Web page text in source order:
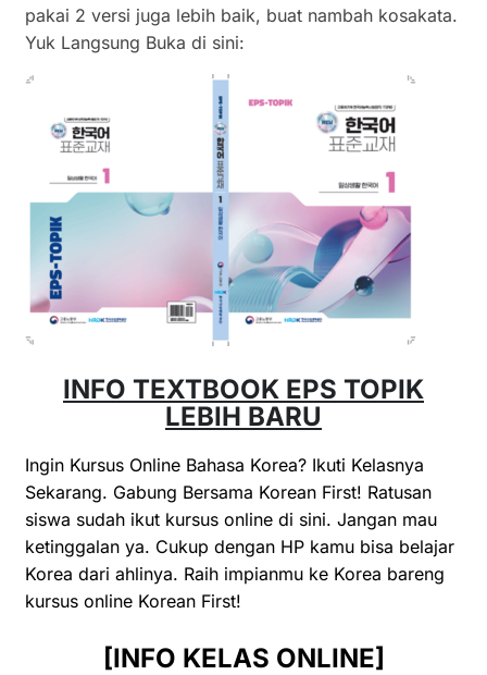
pakai 2 versi juga lebih baik, buat nambah kosakata.
Yuk Langsung Buka di sini:
INFO TEXTBOOK EPS TOPIK
LEBIH BARU
Ingin Kursus Online Bahasa Korea? Ikuti Kelasnya
Sekarang. Gabung Bersama Korean First! Ratusan
siswa sudah ikut kursus online di sini. Jangan mau
ketinggalan ya. Cukup dengan HP kamu bisa belajar
Korea dari ahlinya. Raih impianmu ke Korea bareng
kursus online Korean First!
[INFO KELAS ONLINE]